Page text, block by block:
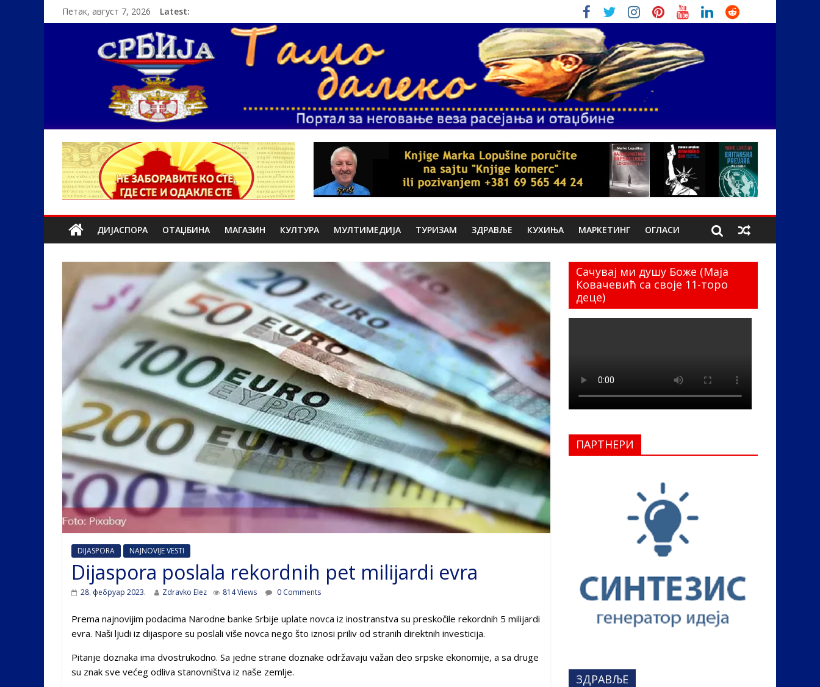
Петак, август 7, 2026 Latest:
ДИЈАСПОРА ОТАЏБИНА МАГАЗИН КУЛТУРА МУЛТИМЕДИЈА ТУРИЗАМ ЗДРАВЉЕ КУХИЊА МАРКЕТИНГ ОГЛАСИ
DIJASPORA NAJNOVIJE VESTI
Dijaspora poslala rekordnih pet milijardi evra
28. фебруар 2023. Zdravko Elez 814 Views 0 Comments
Prema najnovijim podacima Narodne banke Srbije uplate novca iz inostranstva su preskočile rekordnih 5 milijardi
evra. Naši ljudi iz dijaspore su poslali više novca nego što iznosi priliv od stranih direktnih investicija.
Pitanje doznaka ima dvostrukodno. Sa jedne strane doznake održavaju važan deo srpske ekonomije, a sa druge
su znak sve većeg odliva stanovništva iz naše zemlje.
Сачувај ми душу Боже (Маја
Ковачевић са своје 11-торо
деце)
ПАРТНЕРИ
ЗДРАВЉЕ